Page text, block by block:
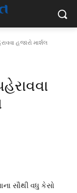
હજારો માર્શલ
સૌથી વધુ કેસો